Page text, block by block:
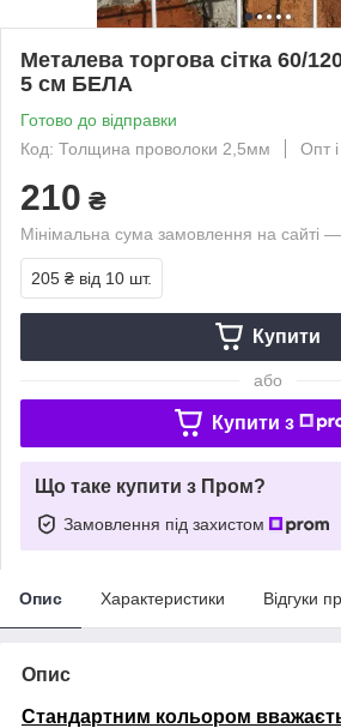
Металева торгова сітка 60/
5 см БЕЛА
Готово до відправки
Код: Толщина проволоки 2,5мм
Опт
210 ₴
Мінімальна сума замовлення на сайті
205 ₴ від 10 шт.
Купити
або
Купити з
Що таке купити з Пром?
Замовлення під захистом
Опис Характеристики Відгуки
Опис
Стандартним кольором